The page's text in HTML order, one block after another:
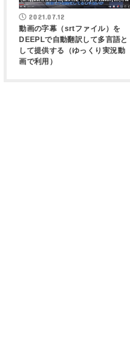
2021.07.12
動画の字幕（srtファイル）を
DEEPLで自動翻訳して多言語と
して提供する（ゆっくり実況動
画で利用）